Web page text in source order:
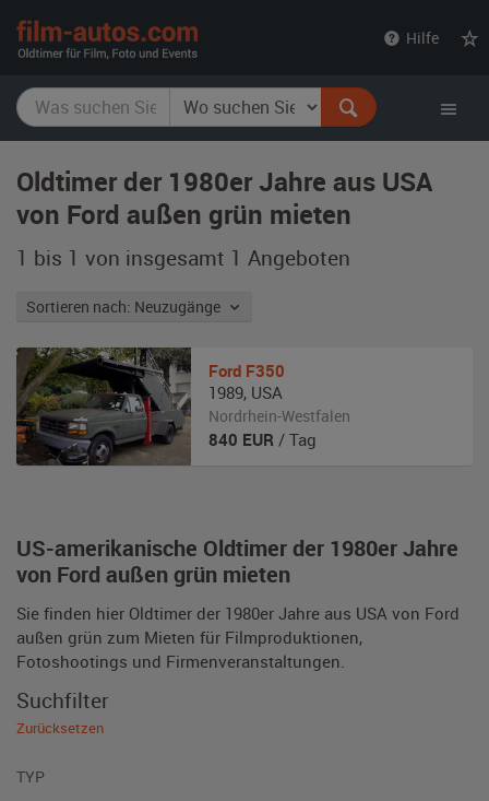
Hilfe
Oldtimer der 1980er Jahre aus USA
von Ford außen grün mieten
1 bis 1 von insgesamt 1 Angeboten
Sortieren nach: Neuzugänge
US-amerikanische Oldtimer der 1980er Jahre
von Ford außen grün mieten
Sie finden hier Oldtimer der 1980er Jahre aus USA von Ford
außen grün zum Mieten für Filmproduktionen,
Fotoshootings und Firmenveranstaltungen.
Ford F350
1989, USA
Nordrhein-Westfalen
840 EUR / Tag
Suchfilter
Zurücksetzen
TYP